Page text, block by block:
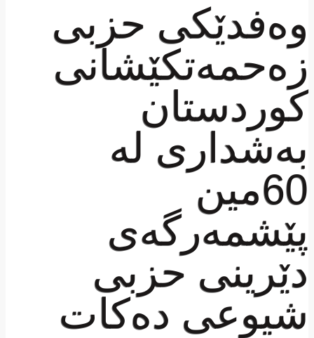
وەفدێکی حزبی
زەحمەتکێشانی
کوردستان
بەشداری لە
60مین
پێشمەرگەی
دێرینی حزبی
شیوعی دەکات